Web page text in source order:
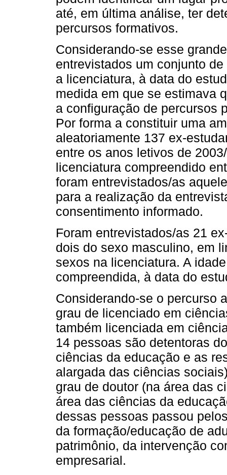
até, em última análise, ter
percursos formativos.
Considerando-se esse
entrevistados um conjunto
a licenciatura, à data do
medida em que se estimava
a configuração de percursos
Por forma a constituir uma
aleatoriamente 137 ex-
entre os anos letivos de
licenciatura compreendido
foram entrevistados/as
para a realização da
consentimento informado.
Foram entrevistados/as 21
dois do sexo masculino, em
sexos na licenciatura. A
compreendida, à data do
Considerando-se o percurso
grau de licenciado em
também licenciada em
14 pessoas são detentoras
ciências da educação e as
alargada das ciências
grau de doutor (na área das
área das ciências da
dessas pessoas passou
da formação/educação de
patrimônio, da intervenção
empresarial.